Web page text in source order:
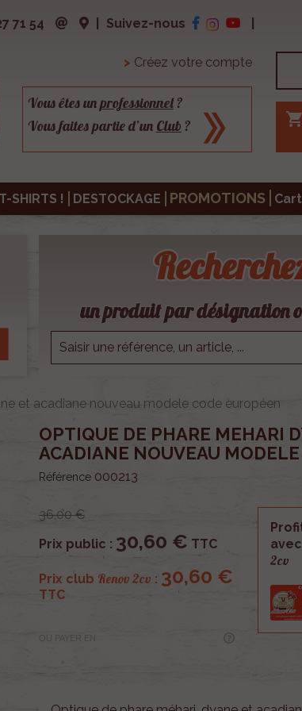
71 54 Suivez-nous
> Créez votre compte
Vous êtes unprofessionnel?
Vous faites partie d’un Club ? shopping_cart
T-SHIRTS ! DESTOCKAGE PROMOTIONS
un produit par désignation
et acadiane nouveau modele code européen
OPTIQUE DE PHARE MEHARI
ACADIANE NOUVEAU
Référence 000213
36,00 €
Prix public : 30,60 € TTC
Prix club Renov 2cv : 30,60 €
TTC
OU PAYER EN
2cv